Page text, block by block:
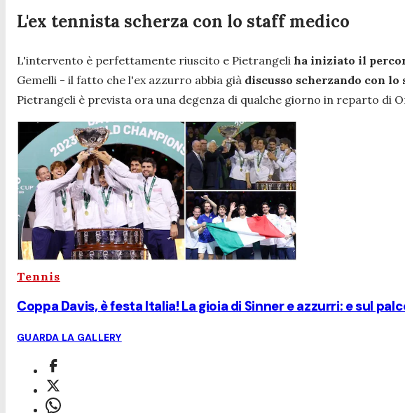
L'ex tennista scherza con lo staff medico
L'intervento è perfettamente riuscito e Pietrangeli ha iniziato il
Gemelli - il fatto che l'ex azzurro abbia già discusso scherzando con
Pietrangeli è prevista ora una degenza di qualche giorno in reparto
Tennis
Coppa Davis, è festa Italia! La gioia di Sinner e azzurri: e sul
GUARDA LA GALLERY